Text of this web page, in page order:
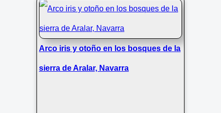
Arco iris y otoño en los bosques de la
sierra de Aralar, Navarra